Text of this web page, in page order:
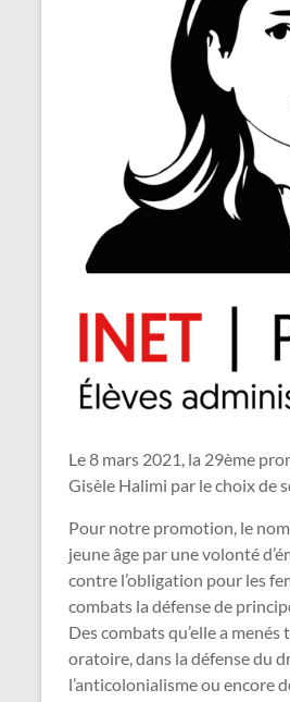
Le 8 mars 2021, la 29ème
Gisèle Halimi par le choix de
Pour notre promotion, le
jeune âge par une volonté
contre l’obligation pour les
combats la défense de
Des combats qu’elle a
oratoire, dans la défense du
l’anticolonialisme ou encore